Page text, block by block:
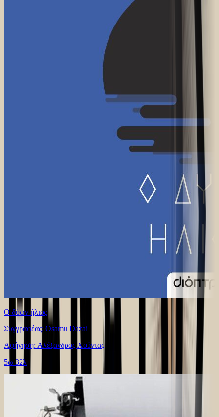
Ο δύων ήλιος
Συγγραφέας: Osamu Dazai
Αφήγηση: Αλέξανδρος Χούντας
5ω 32λ